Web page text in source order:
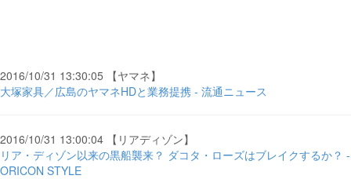
2016/10/31 13:30:05 【ヤマネ】
大塚家具／広島のヤマネHDと業務提携 - 流通ニュース
2016/10/31 13:00:04 【リアディゾン】
リア・ディゾン以来の黒船襲来？ ダコタ・ローズはブレイクするか？ -
ORICON STYLE